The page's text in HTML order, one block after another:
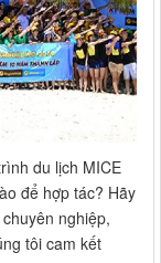
du lịch MICE
để hợp tác? Hãy
nghiệp,
tôi cam kết